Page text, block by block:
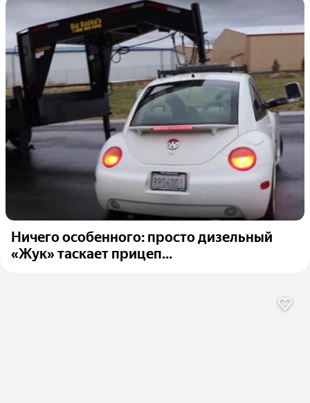
Ничего особенного: просто дизельный
«Жук» таскает прицеп...